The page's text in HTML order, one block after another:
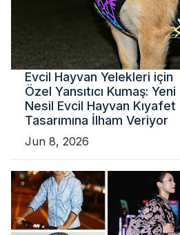
Evcil Hayvan Yelekleri için
Özel Yansıtıcı Kumaş: Yeni
Nesil Evcil Hayvan Kıyafet
Tasarımına İlham Veriyor
Jun 8, 2026